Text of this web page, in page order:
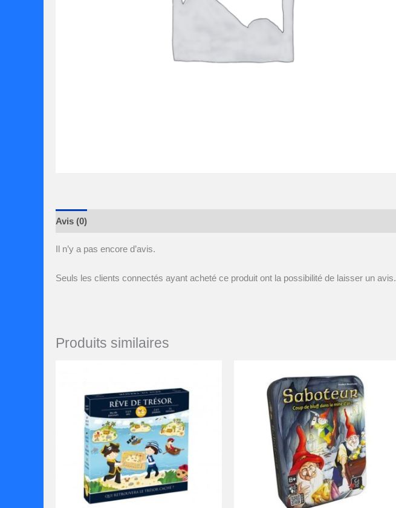
Avis (0)
Il n’y a pas encore d’avis.
Seuls les clients connectés ayant acheté ce produit ont la possibilité de laisser un avis.
Produits similaires